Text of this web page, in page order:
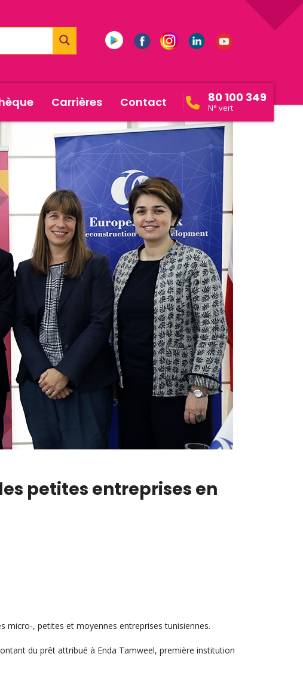
Carrières Contact 80 100 349
N° vert
petites entreprises en
micro-, petites et moyennes entreprises tunisiennes.
du prêt attribué à Enda Tamweel, première institution